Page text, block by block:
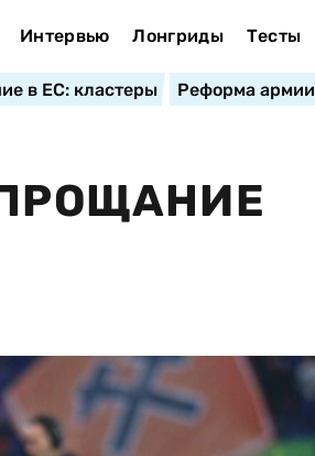
Интервью Лонгриды Тесты
в ЕС: кластеры Реформа армии